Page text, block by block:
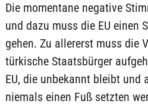
Die momentane negative
und dazu muss die EU einen
gehen. Zu allererst muss die
türkische Staatsbürger
EU, die unbekannt bleibt und
niemals einen Fuß setzten